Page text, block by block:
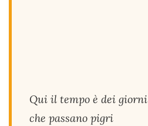
Qui il tempo è dei giorni
che passano pigri